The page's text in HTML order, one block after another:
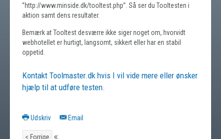
”http://www.minside.dk/tooltest.php”. Så ser du Tooltesten i
aktion samt dens resultater.
Bemærk at Tooltest desværre ikke siger noget om, hvorvidt
webhotellet er hurtigt, langsomt, sikkert eller har en stabil
oppetid.
Kontakt Toolmaster.dk hvis I vil vide mere eller ønsker
hjælp til at udføre testen.
Udskriv Email
< Forrige